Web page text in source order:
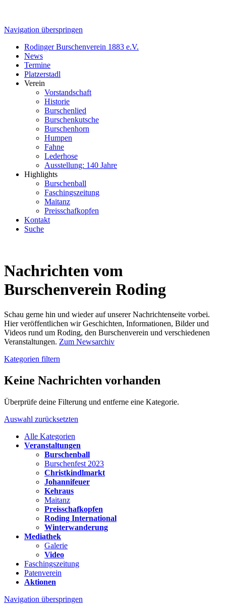
Navigation überspringen
Rodinger Burschenverein 1883 e.V.
News
Termine
Platzerstadl
Verein
Vorstandschaft
Historie
Burschenlied
Burschenkutsche
Burschenhorn
Humpen
Fahne
Lederhose
Ausstellung: 140 Jahre
Highlights
Burschenball
Faschingszeitung
Maitanz
Preisschafkopfen
Kontakt
Suche
Nachrichten vom
Burschenverein Roding
Schau gerne hin und wieder auf unserer Nachrichtenseite vorbei.
Hier veröffentlichen wir Geschichten, Informationen, Bilder und
Videos rund um Roding, den Burschenverein und verschiedenen
Veranstaltungen. Zum Newsarchiv
Kategorien filtern
Keine Nachrichten vorhanden
Überprüfe deine Filterung und entferne eine Kategorie.
Auswahl zurücksetzten
Alle Kategorien
Veranstaltungen
Burschenball
Burschenfest 2023
Christkindlmarkt
Johannifeuer
Kehraus
Maitanz
Preisschafkopfen
Roding International
Winterwanderung
Mediathek
Galerie
Video
Faschingszeitung
Patenverein
Aktionen
Navigation überspringen